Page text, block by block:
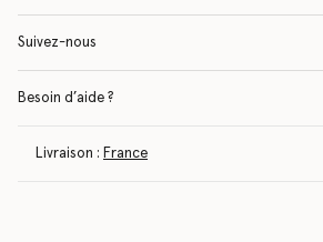
Suivez-nous
Besoin d’aide ?
Livraison : France